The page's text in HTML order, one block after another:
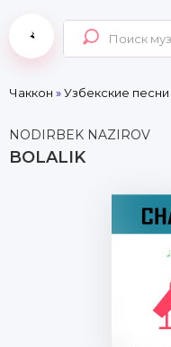
Чаккон »Узбекские песни
NODIRBEK NAZIROV
BOLALIK